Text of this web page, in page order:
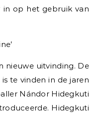
in op het gebruik van
nieuwe uitvinding. De
te vinden in de jaren
Nándor Hidegkuti
Hidegkuti